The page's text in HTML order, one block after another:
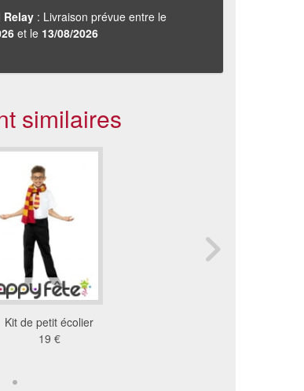
Relay : Livraison prévue entre le
et le 13/08/2026
similaires
Kit de petit écolier
19 €